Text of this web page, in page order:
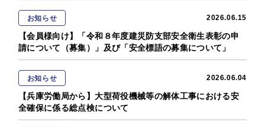
お知らせ 2026.06.15
【会員様向け】「令和８年度建災防支部安全衛生表彰の申
請について（募集）」及び「安全標語の募集について」
お知らせ 2026.06.04
【兵庫労働局から】大型荷役機械等の解体工事における安
全確保に係る総点検について